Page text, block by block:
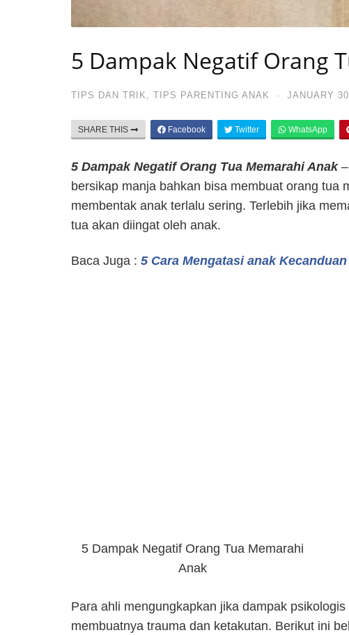
5 Dampak Negatif Orang
TIPS DAN TRIK , TIPS PARENTING ANAK · JANUARY
SHARE THIS Facebook Twitter WhatsApp
5 Dampak Negatif Orang Tua Memarahi Anak
bersikap manja bahkan bisa membuat orang tua
membentak anak terlalu sering. Terlebih jika
tua akan diingat oleh anak.
Baca Juga : 5 Cara Mengatasi anak Kecanduan
5 Dampak Negatif Orang Tua Memarahi
Anak
Para ahli mengungkapkan jika dampak
membuatnya trauma dan ketakutan. Berikut ini